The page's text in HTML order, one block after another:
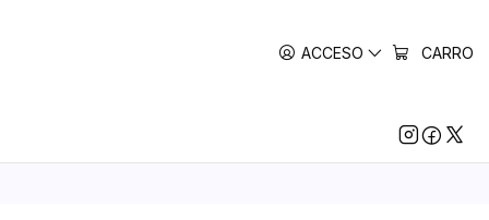
ACCESO CARRO